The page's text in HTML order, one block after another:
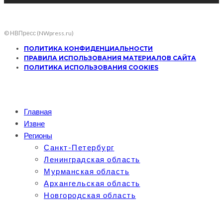
© НВПресс (NWpress.ru)
ПОЛИТИКА КОНФИДЕНЦИАЛЬНОСТИ
ПРАВИЛА ИСПОЛЬЗОВАНИЯ МАТЕРИАЛОВ САЙТА
ПОЛИТИКА ИСПОЛЬЗОВАНИЯ COOKIES
Главная
Извне
Регионы
Санкт-Петербург
Ленинградская область
Мурманская область
Архангельская область
Новгородская область